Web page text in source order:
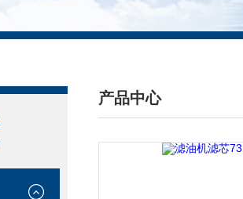
产品中心
/ PRODUCTS CENTER